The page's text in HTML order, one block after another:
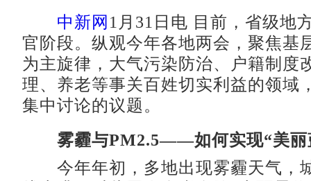
中新网 1月31日电 目前，省级地
官阶段。纵观今年各地两会，聚焦基
为主旋律，大气污染防治、户籍制度
理、养老等事关百姓切实利益的领域
集中讨论的议题。
雾霾与PM2.5——如何实现“美丽
今年年初，多地出现雾霾天气，